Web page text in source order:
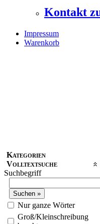
Kontakt
Impressum
Warenkorb
Kategorien
Volltextsuche
Suchbegriff
Nur ganze Wörter
Groß/Kleinschreibung